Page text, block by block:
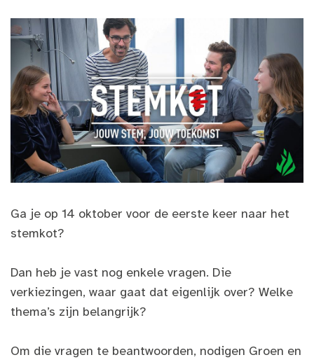
Ga je op 14 oktober voor de eerste keer naar het
stemkot?
Dan heb je vast nog enkele vragen. Die
verkiezingen, waar gaat dat eigenlijk over? Welke
thema’s zijn belangrijk?
Om die vragen te beantwoorden, nodigen Groen en